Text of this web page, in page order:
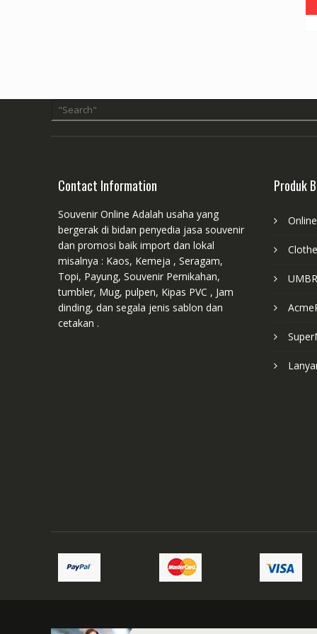
Contact Information
Souvenir Online Adalah usaha yang
bergerak di bidan penyedia jasa souvenir
dan promosi baik import dan lokal
misalnya : Kaos, Kemeja , Seragam,
Topi, Payung, Souvenir Pernikahan,
tumbler, Mug, pulpen, Kipas PVC , Jam
dinding, dan segala jenis sablon dan
cetakan .
Produk